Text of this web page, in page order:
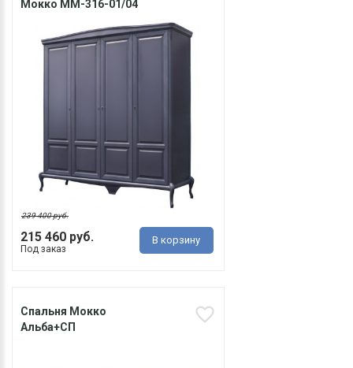
Мокко ММ-316-01/04
215 460 руб.
239 400 руб.
Под заказ
В корзину
Спальня Мокко
Альба+СП